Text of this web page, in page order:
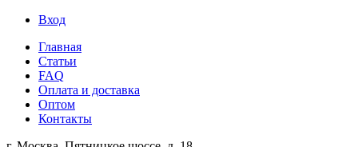
Вход
Главная
Статьи
FAQ
Оплата и доставка
Оптом
Контакты